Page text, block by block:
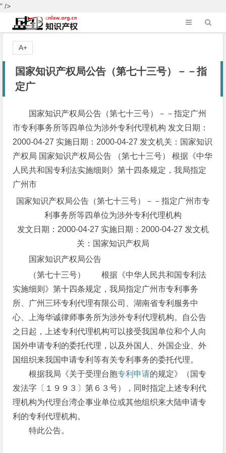
" />
国家知识产权局公告（第七十三号）－－指
定广
国家知识产权局公告（第七十三号）－－指定广州
市专利事务所等四单位为涉外专利代理机构 发文日期：
2000-04-27 实施日期：2000-04-27 发文机关：国家知识
产权局 国家知识产权局公告 （第七十三号） 根据《中华
人民共和国专利法实施细则》第十四条规定，我局指定
广州市
国家知识产权局公告（第七十三号）－－指定广州市专
利事务所等四单位为涉外专利代理机构
发文日期：2000-04-27 实施日期：2000-04-27 发文机
关：国家知识产权局
国家知识产权局公告
（第七十三号） 根据《中华人民共和国专利法
实施细则》第十四条规定，我局指定广州市专利事务
所、广州三环专利代理有限公司、湖南省专利服务中
心、上海华诚律师事务所为涉外专利代理机构。自公告
之日起，上述专利代理机构可以接受我国单位和个人向
国外申请专利的委托代理，以及外国人、外国企业、外
国组织来我国申请专利等有关专利事务的委托代理。
根据我局《关于受理台胞专利申请的规定》（国专
发法字〔１９９３〕第６３号），同时指定上述专利代
理机构为代理台湾企事业单位或其他组织来大陆申请专
利的专利代理机构。
特此公告。
A+